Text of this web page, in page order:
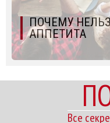
ПОЧЕМУ
АППЕТИТА
Все